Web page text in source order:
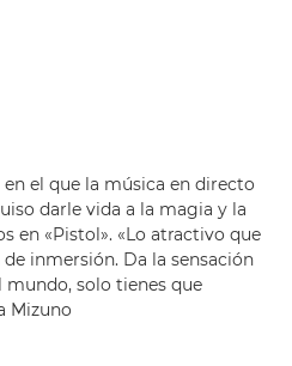
el que la música en directo
darle vida a la magia y la
en «Pistol». «Lo atractivo que
inmersión. Da la sensación
mundo, solo tienes que
Mizuno